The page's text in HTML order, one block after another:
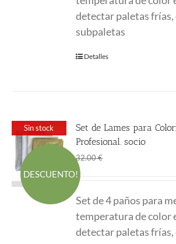
detectar paletas frías,
subpaletas
Detalles
Sin stock
DESCUENTO!
Set de Lames para
Profesional. socio
32.00€
era:
32.00 €.
es:
24.00 €.
Set de 4 paños para
temperatura de color
detectar paletas frías,